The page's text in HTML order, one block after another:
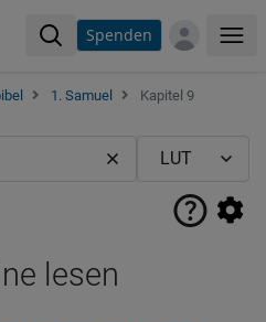
Spenden
1. Samuel
Kapitel 9
lesen